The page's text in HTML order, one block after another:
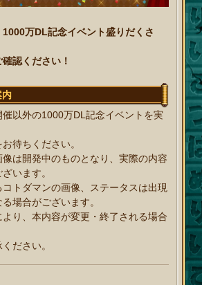
万DL記念イベント盛りだくさ
確認ください！
内
催以外の1000万DL記念イベントを実
待ちください。
像は開発中のものとなり、実際の内容
います。
コトダマンの画像、ステータスは出現
場合がございます。
より、本内容が変更・終了される場合
ださい。